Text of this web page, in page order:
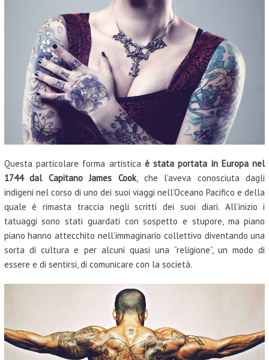
Questa particolare forma artistica è stata portata in Europa nel
1744 dal Capitano James Cook, che l’aveva conosciuta dagli
indigeni nel corso di uno dei suoi viaggi nell’Oceano Pacifico e della
quale è rimasta traccia negli scritti dei suoi diari. All’inizio i
tatuaggi sono stati guardati con sospetto e stupore, ma piano
piano hanno attecchito nell’immaginario collettivo diventando una
sorta di cultura e per alcuni quasi una “religione”, un modo di
essere e di sentirsi, di comunicare con la società.